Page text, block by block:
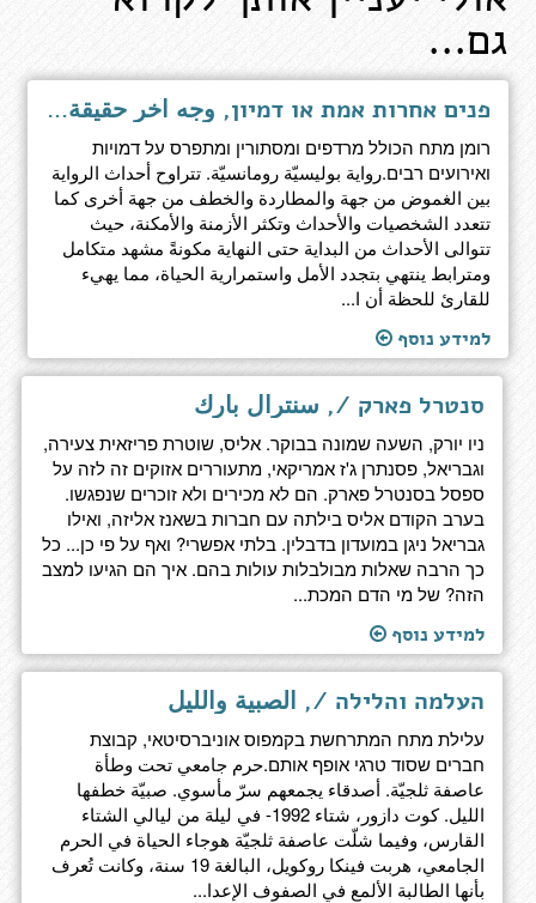
גם...
פנים אחרות אמת או דמיון, وجه آخر حقيقة أم خيال
רומן מתח הכולל מרדפים ומסתורין ומתפרס על דמויות
ואירועים רבים.رواية بوليسيّة رومانسيّة. تتراوح أحداث الرواية
بين الغموض من جهة والمطاردة والخطف من جهة أخرى كما
تتعدد الشخصيات والأحداث وتكثر الأزمنة والأمكنة، حيث
تتوالى الأحداث من البداية حتى النهاية مكونةً مشهد متكامل
ومترابط ينتهي بتجدد الأمل واستمرارية الحياة، مما يهيء
للقارئ للحظة أن ا...
למידע נוסף
סנטרל פארק /, سنترال بارك
ניו יורק, השעה שמונה בבוקר. אליס, שוטרת פריזאית צעירה,
וגבריאל, פסנתרן ג'ז אמריקאי, מתעוררים אזוקים זה לזה על
ספסל בסנטרל פארק. הם לא מכירים ולא זוכרים שנפגשו.
בערב הקודם אליס בילתה עם חברות בשאנז אליזה, ואילו
גבריאל ניגן במועדון בדבלין. בלתי אפשרי? ואף על פי כן... כל
כך הרבה שאלות מבולבלות עולות בהם. איך הם הגיעו למצב
הזה? של מי הדם המכת...
למידע נוסף
העלמה והלילה /, الصبية والليل
עלילת מתח המתרחשת בקמפוס אוניברסיטאי, קבוצת
חברים שסוד טרגי אופף אותם.حرم جامعي تحت وطأة
عاصفة ثلجيّة. أصدقاء يجمعهم سرّ مأسوي. صبيّة خطفها
الليل. كوت دازور، شتاء 1992- في ليلة من ليالي الشتاء
القارس، وفيما شلّت عاصفة ثلجيّة هوجاء الحياة في الحرم
الجامعي، هربت فينكا روكويل، البالغة 19 سنة، وكانت تُعرف
بأنها الطالبة الألمع في الصفوف الإعدا...